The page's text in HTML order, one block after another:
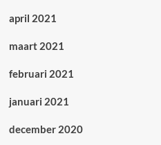
april 2021
maart 2021
februari 2021
januari 2021
december 2020